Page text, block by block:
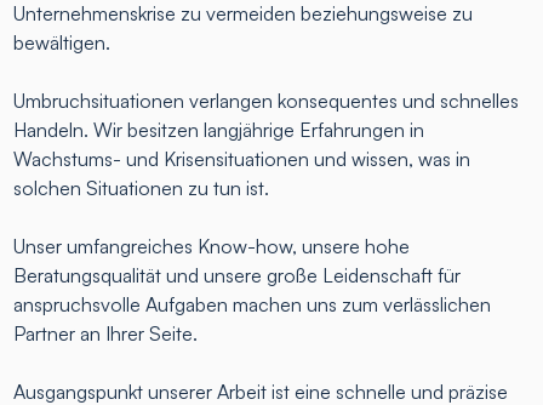
Unternehmenskrise zu vermeiden beziehungsweise zu
bewältigen.
Umbruchsituationen verlangen konsequentes und schnelles
Handeln. Wir besitzen langjährige Erfahrungen in
Wachstums- und Krisensituationen und wissen, was in
solchen Situationen zu tun ist.
Unser umfangreiches Know-how, unsere hohe
Beratungsqualität und unsere große Leidenschaft für
anspruchsvolle Aufgaben machen uns zum verlässlichen
Partner an Ihrer Seite.
Ausgangspunkt unserer Arbeit ist eine schnelle und präzise